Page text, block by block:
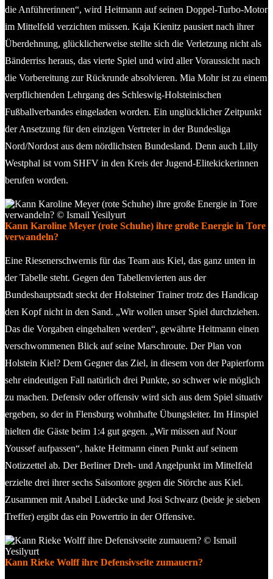
die Anführerinnen“, wird Heitmann auf seinen Doppel-Turbo-Motor
im Mittelfeld verzichten müssen. Kaja Kienitz pausiert nach ihrer
Überdehnung, glücklicherweise stellte sich die Verletzung nicht als
Bänderriss heraus, das vierte Spiel und wird aller Voraussicht nach
die Vorbereitung zur Rückrunde absolvieren. Mia Mohr ist zu einem
verpflichtenden Lehrgang des Schleswig-Holsteinischen
Fußballverbandes eingeladen worden. Ein unglücklicher Zeitpunkt
der Ansetzung für den einzigen Vertreter in der Bundesliga
Nord/Nordost aus dem nördlichsten Bundesland. Denn auch Lilly
Westphal ist vom SHFV in den Kreis der Jugend-Elitekickerinnen
berufen worden.
Kann Karoline Meyer (rote Schuhe) ihre große Energie in Tore
verwandeln?
Eine Riesenerschwernis für das Team aus Kiel, das ganz unten in
der Tabelle steht. Gegen den Tabellenvierten aus der
Bundeshauptstadt steckt der Holsteiner Trainer trotz des Handicap
den Kopf nicht in den Sand. „Wir wollen unser Spiel durchziehen.
Das die Vorgaben eingehalten werden“, gewährte Heitmann einen
verschwommenen Blick auf seine Marschroute. Der Plan von
Holstein Kiel? Dem Gegner das Ziel, in diesem von der Papierform
sehr eindeutigen Fall natürlich drei Punkte, so schwer wie möglich
zu machen. Defensiv oder offensiv wird sich aus dem Spiel situativ
ergeben, so der in Flensburg wohnhafte Übungsleiter. Im Hinspiel
hielten die Gäste beim 1:4 gut gegen. „Wir müssen auf Nour
Youssef aufpassen“, hakte Heitmann einen Punkt auf seinem
Notizzettel ab. Der Berliner Dreh- und Angelpunkt im Mittelfeld
erzielte drei ihrer sechs Saisontore gegen die Störche aus Kiel.
Zusammen mit Anabel Lüdecke und Josi Schwarz (beide je sieben
Treffer) ergibt das ein Powertrio in der Offensive.
Kann Rieke Wolff ihre Defensivseite zumauern?